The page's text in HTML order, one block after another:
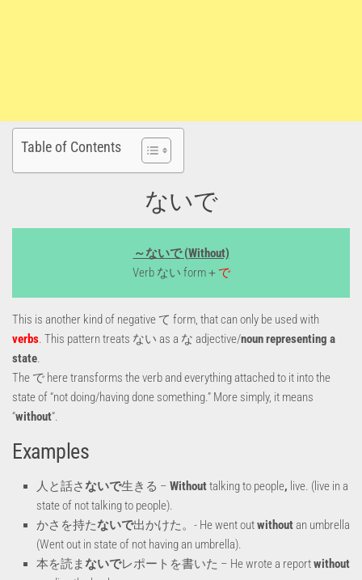
Table of Contents
ないで
～ないで (Without)
Verb ない form＋ で
This is another kind of negative て form, that can only be used with
verbs . This pattern treats ない as a な adjective/noun representing a
state
The で here transforms the verb and everything attached to it into the
state of “not doing/having done something.” More simply, it means
“without“.
Examples
人と話さないで生きる – Withouttalking to people, live. (live in a
state of not talking to people).
かさを持たないで出かけた。- He went outwithoutan umbrella
(Went out in state of not having an umbrella).
本を読まないでレポートを書いた – He wrote a reportwithout